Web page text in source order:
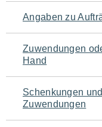
Angaben zu
Zuwendungen
Hand
Schenkungen
Zuwendungen